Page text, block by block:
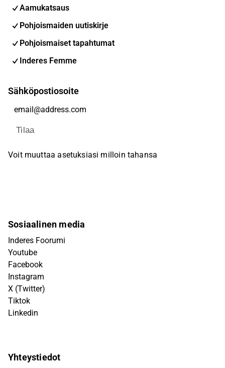
Aamukatsaus
Pohjoismaiden uutiskirje
Pohjoismaiset tapahtumat
Inderes Femme
Sähköpostiosoite
Tilaa
Voit muuttaa asetuksiasi milloin tahansa
Sosiaalinen media
Inderes Foorumi
Youtube
Facebook
Instagram
X (Twitter)
Tiktok
Linkedin
Yhteystiedot